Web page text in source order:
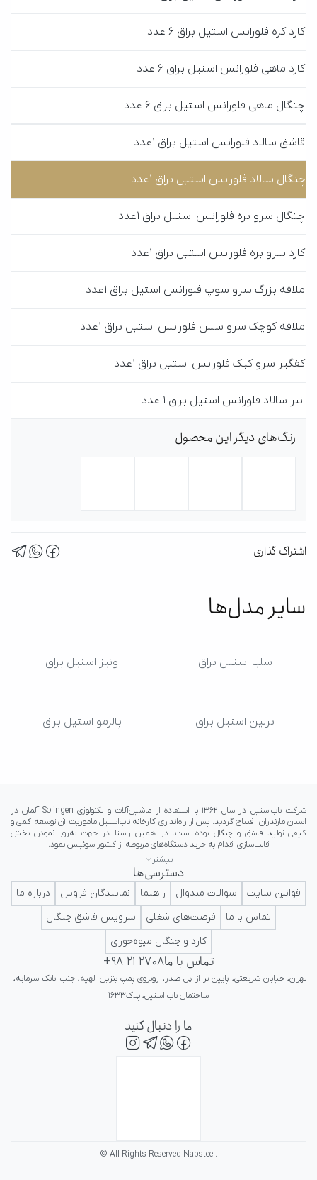
کارد کره فلورانس استیل براق 6 عدد
کارد ماهی فلورانس استیل براق 6 عدد
چنگال ماهی فلورانس استیل براق 6 عدد
قاشق سالاد فلورانس استیل براق 1عدد
چنگال سالاد فلورانس استیل براق 1عدد
چنگال سرو بره فلورانس استیل براق 1عدد
کارد سرو بره فلورانس استیل براق 1عدد
ملاقه بزرگ سرو سوپ فلورانس استیل براق 1عدد
ملاقه کوچک سرو سس فلورانس استیل براق 1عدد
کفگیر سرو کیک فلورانس استیل براق 1عدد
انبر سالاد فلورانس استیل براق 1 عدد
رنگ‌های دیگر این محصول
اشتراک گذاری
سایر مدل‌ها
سلیا استیل براق ونیز استیل براق
برلین استیل براق پالرمو استیل براق
ایرانی در کلاس جهانی تداعی کننده اعتبار و پرستیژ برای ایرانیان باشد.
بیشتر
دسترسی‌ها
قوانین سایت سوالات متدوال راهنما نمایندگان فروش
درباره ما
تماس با ما
فرصت‌های شغلی
سرویس قاشق چنگال
کارد و چنگال میوه‌خوری
تماس با ما+98 21 2708
تهران، خیابان شریعتی، پایین تر از پل صدر، روبروی پمپ بنزین الهیه، جنب بانک سرمایه،
ساختمان ناب استیل، پلاک۱۶۳۳
ما را دنبال کنید
© All Rights Reserved Nabsteel.